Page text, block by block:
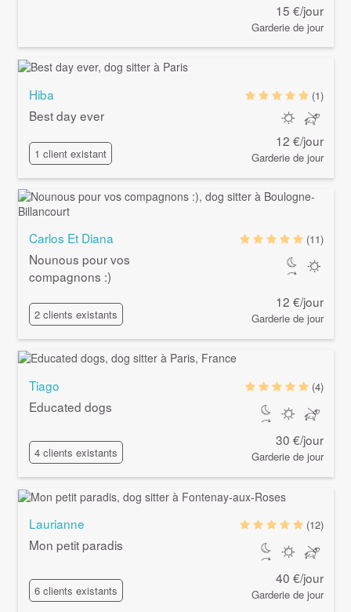
15 €/jour
Garderie de jour
Hiba
Best day ever
1 client existant
(1)
12 €/jour
Garderie de jour
Carlos Et Diana
Nounous pour vos
compagnons :)
2 clients existants
(11)
12 €/jour
Garderie de jour
Tiago
Educated dogs
4 clients existants
(4)
30 €/jour
Garderie de jour
Laurianne
Mon petit paradis
6 clients existants
(12)
40 €/jour
Garderie de jour